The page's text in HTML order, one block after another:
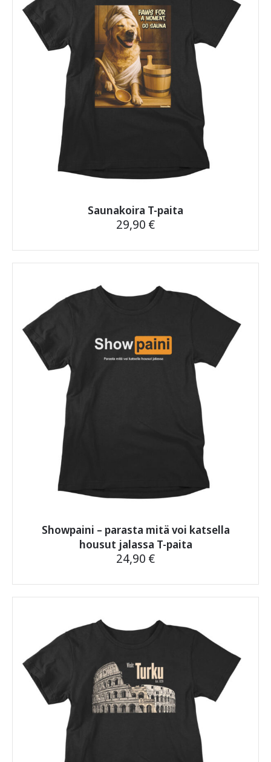
tehdä
valinnat
tuotteen
sivulla.
Saunakoira T-paita
29,90 €
tuotteella
muunnelma.
valinnat
tuotteen
Showpaini – parasta mitä voi katsella
housut jalassa T-paita
24,90 €
tuotteella
muunnelma.
tehdä
valinnat
tuotteen
sivulla.